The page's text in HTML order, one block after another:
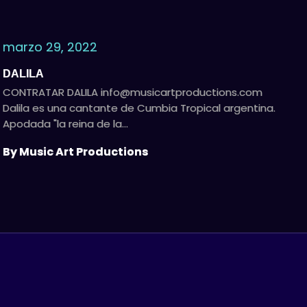
marzo 29, 2022
DALILA
CONTRATAR DALILAinfo@musicartproductions.com
Dalila es una cantante de Cumbia Tropical argentina.
Apodada "la reina de la…
By Music Art Productions